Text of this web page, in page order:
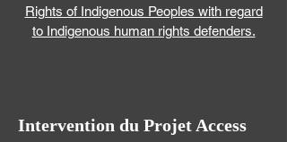
Rights of Indigenous Peoples with regard
to Indigenous human rights defenders.
Intervention du Projet Access